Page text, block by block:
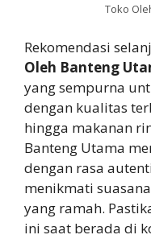
Toko
Rekomendasi
Oleh Banteng
yang sempurna
dengan kualitas
hingga makanan
Banteng Utama
dengan rasa
menikmati
yang ramah.
ini saat berada di